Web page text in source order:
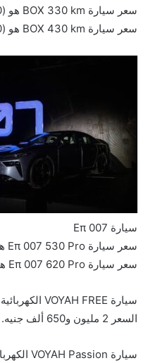
سعر سيارة BOX 330 km هو (770 ألف جنيه).
سعر سيارة BOX 430 km هو (870 ألف جنيه).
سيارة Eπ 007
سعر سيارة Eπ 007 530 Pro هو (مليون و350 ألف جنيه).
سعر سيارة Eπ 007 620 Pro هو (مليون و450 ألف جنيه).
سيارة VOYAH FREE الكهربائية الفاخرة
السعر 2 مليون و650 ألف جنيه.
سيارة VOYAH Passion الكهربائية الفاخرة